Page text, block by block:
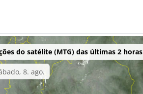
do satélite (MTG) das últimas 2 horas
8. ago.